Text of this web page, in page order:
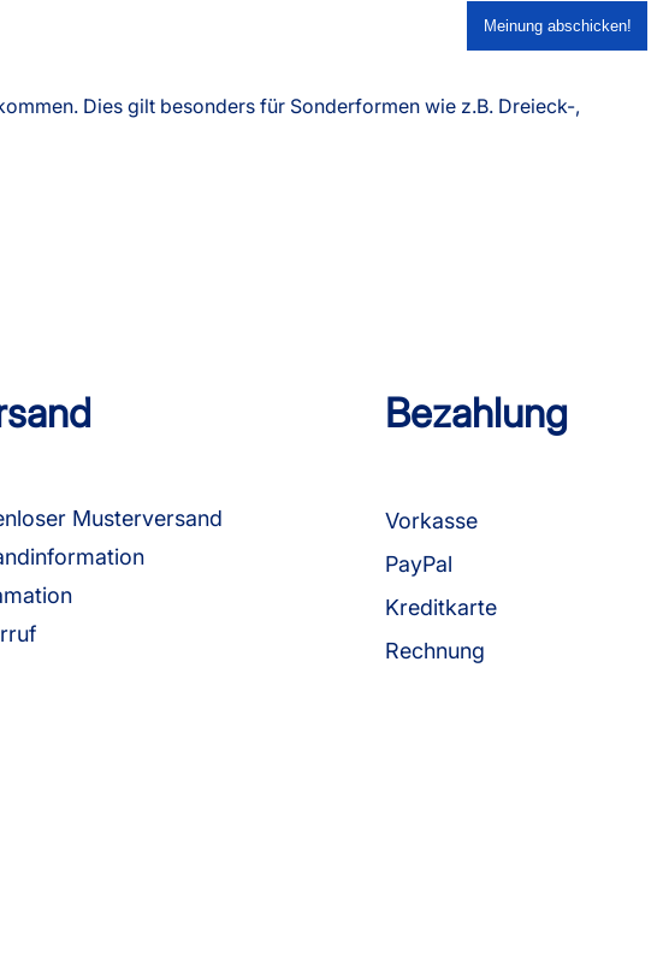
Dies gilt besonders für Sonderformen wie z.B. Dreieck-,
Musterversand
Bezahlung
Vorkasse
PayPal
Kreditkarte
Rechnung